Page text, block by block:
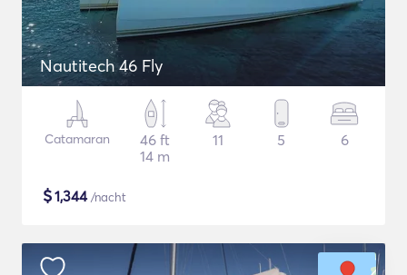
Nautitech 46 Fly
Catamaran
46 ft
14 m
11 5 6
$1,344/nacht